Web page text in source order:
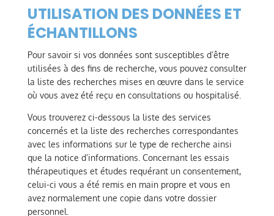
UTILISATION DES DONNÉES ET
ÉCHANTILLONS
Pour savoir si vos données sont susceptibles d’être
utilisées à des fins de recherche, vous pouvez consulter
la liste des recherches mises en œuvre dans le service
où vous avez été reçu en consultations ou hospitalisé.
Vous trouverez ci-dessous la liste des services
concernés et la liste des recherches correspondantes
avec les informations sur le type de recherche ainsi
que la notice d’informations. Concernant les essais
thérapeutiques et études requérant un consentement,
celui-ci vous a été remis en main propre et vous en
avez normalement une copie dans votre dossier
personnel.